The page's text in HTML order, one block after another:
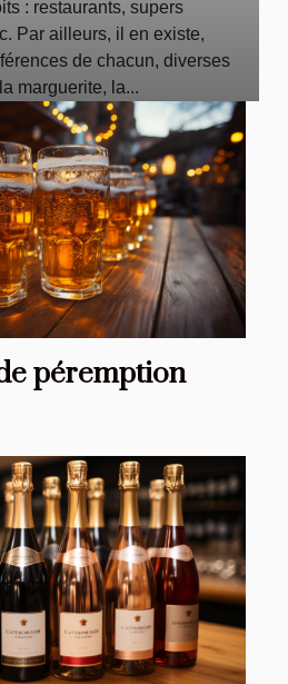
: restaurants, supers
Par ailleurs, il en existe,
de chacun, diverses
marguerite, la...
péremption